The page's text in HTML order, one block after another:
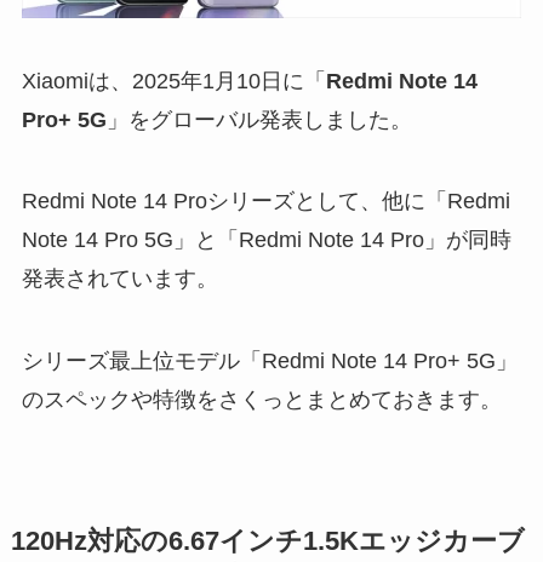
Xiaomiは、2025年1月10日に「 Redmi Note 14
Pro+ 5G 」をグローバル発表しました。
Redmi Note 14 Proシリーズとして、他に「Redmi
Note 14 Pro 5G」と「Redmi Note 14 Pro」が同時
発表されています。
シリーズ最上位モデル「Redmi Note 14 Pro+ 5G」
のスペックや特徴をさくっとまとめておきます。
120Hz対応の6.67インチ1.5Kエッジカーブ